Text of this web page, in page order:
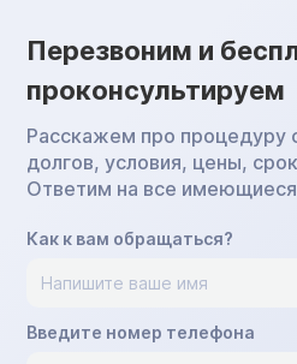
Перезвоним и
проконсультируем
Расскажем про процедуру
долгов, условия, цены,
Ответим на все
Как к вам обращаться?
Введите номер телефона